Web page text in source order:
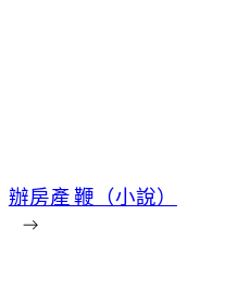
辦房產 鞭（小說）
→